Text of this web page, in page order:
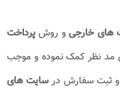
های خارجیو روشپرداخت
مد نظر کمک نموده و موجب
و ثبت سفارش درسایت های